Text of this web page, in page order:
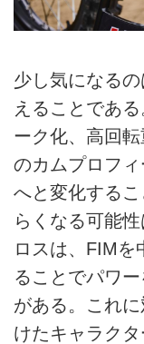
少し気になる
えることであ
ーク化、高回
のカムプロフ
へと変化する
らくなる可能
ロスは、FIMを
ることでパワ
がある。これ
けたキャラク